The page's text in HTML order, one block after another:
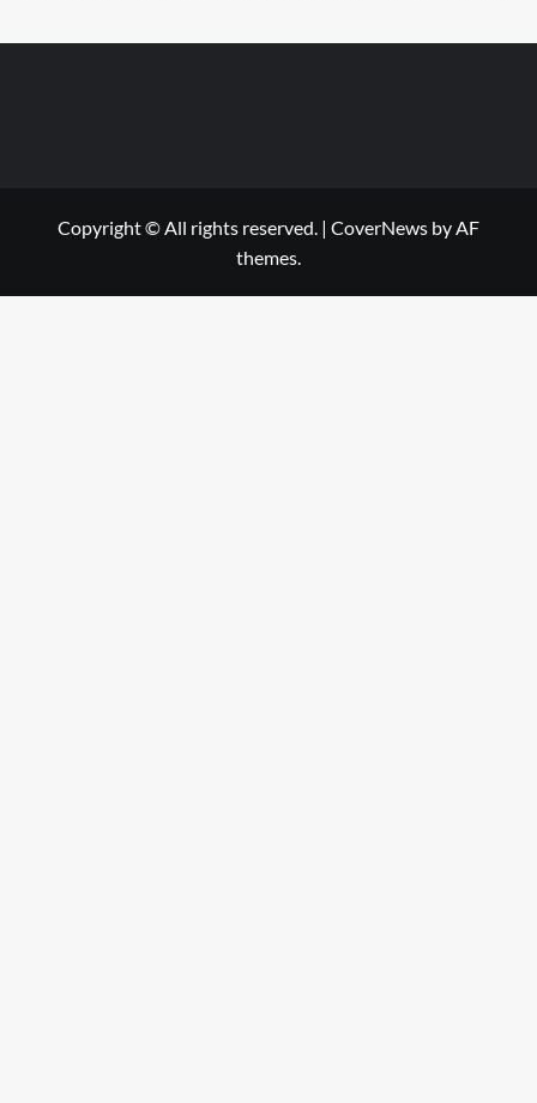
Copyright © All rights reserved. | CoverNews by AF
themes.